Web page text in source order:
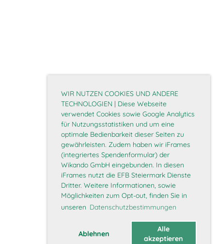
WIR NUTZEN COOKIES UND ANDERE
TECHNOLOGIEN | Diese Webseite
verwendet Cookies sowie Google Analytics
für Nutzungsstatistiken und um eine
optimale Bedienbarkeit dieser Seiten zu
gewährleisten. Zudem haben wir iFrames
(integriertes Spendenformular) der
Wikando GmbH eingebunden. In diesen
iFrames nutzt die EFB Steiermark Dienste
Dritter. Weitere Informationen, sowie
Möglichkeiten zum Opt-out, finden Sie in
unseren Datenschutzbestimmungen
Ablehnen
Alle
akzeptieren